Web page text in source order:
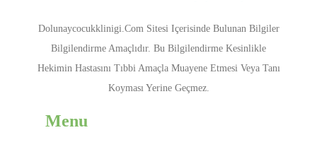
Dolunaycocukklinigi.com Sitesi Içerisinde Bulunan Bilgiler
Bilgilendirme Amaçlıdır. Bu Bilgilendirme Kesinlikle
Hekimin Hastasını Tıbbi Amaçla Muayene Etmesi Veya Tanı
Koyması Yerine Geçmez.
Menu